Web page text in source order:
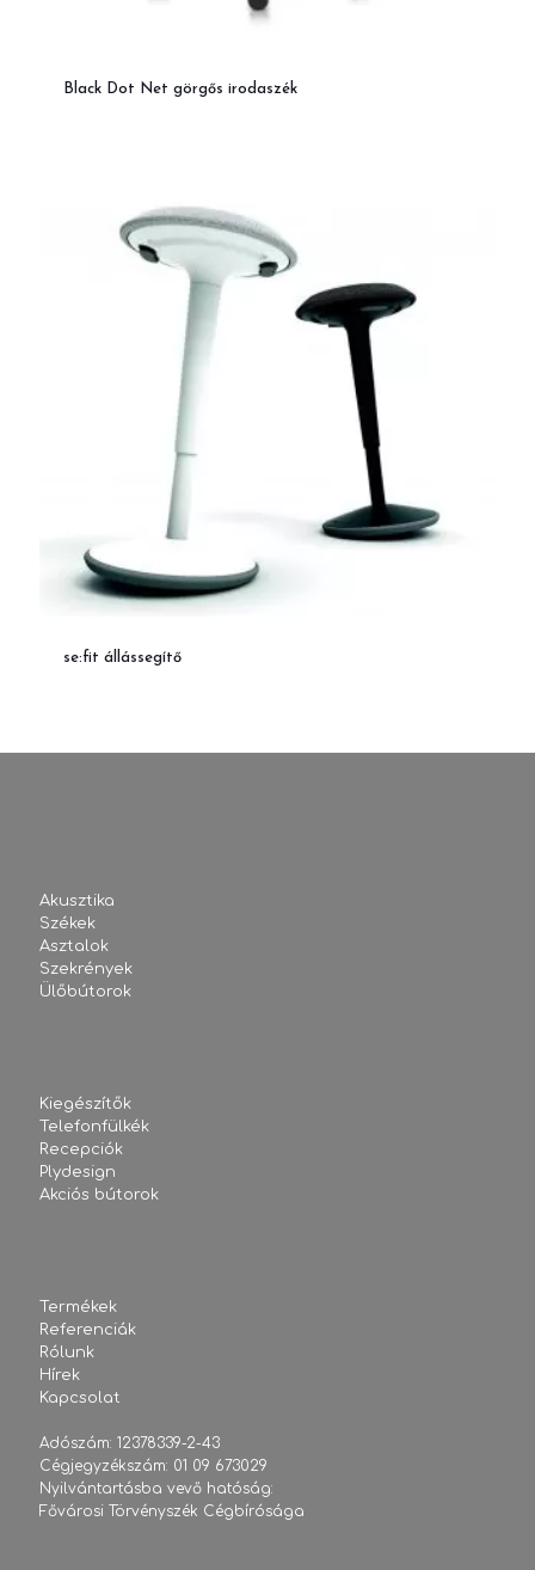
Black Dot Net görgős irodaszék
se:fit állássegítő
Akusztika
Székek
Asztalok
Szekrények
Ülőbútorok
Kiegészítők
Telefonfülkék
Recepciók
Plydesign
Akciós bútorok
Termékek
Referenciák
Rólunk
Hírek
Kapcsolat
Adószám: 12378339-2-43
Cégjegyzékszám: 01 09 673029
Nyilvántartásba vevő hatóság:
Fővárosi Törvényszék Cégbírósága